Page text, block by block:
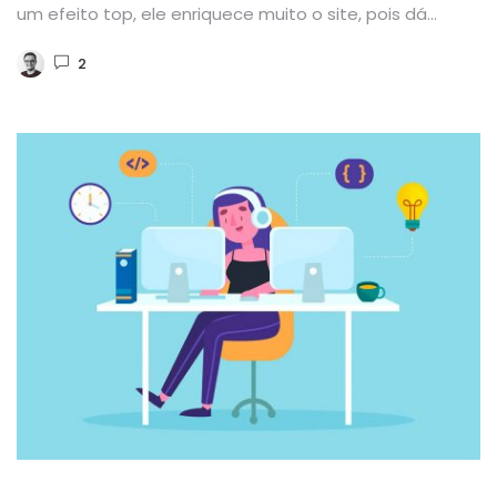
um efeito top, ele enriquece muito o site, pois dá...
2